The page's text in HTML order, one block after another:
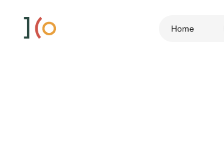
Home